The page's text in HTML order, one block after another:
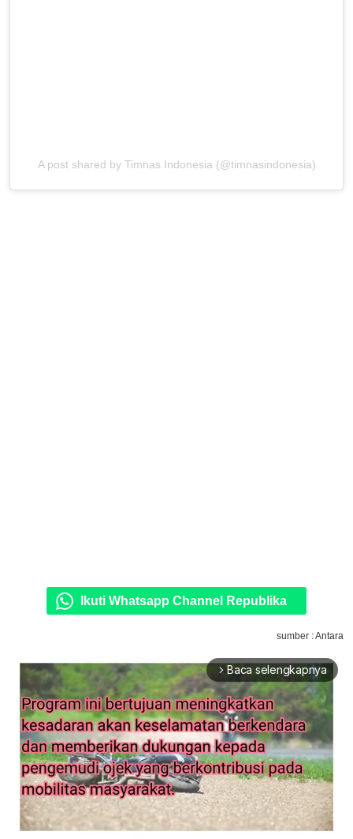
A post shared by Timnas Indonesia (@timnasindonesia)
Ikuti Whatsapp Channel Republika
sumber : Antara
arrow_forward_ios Baca selengkapnya